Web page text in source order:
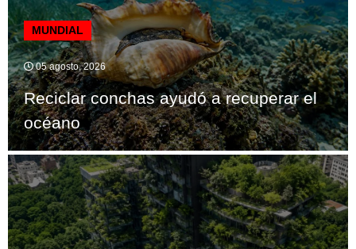
MUNDIAL
05 agosto, 2026
Reciclar conchas ayudó a recuperar el
océano